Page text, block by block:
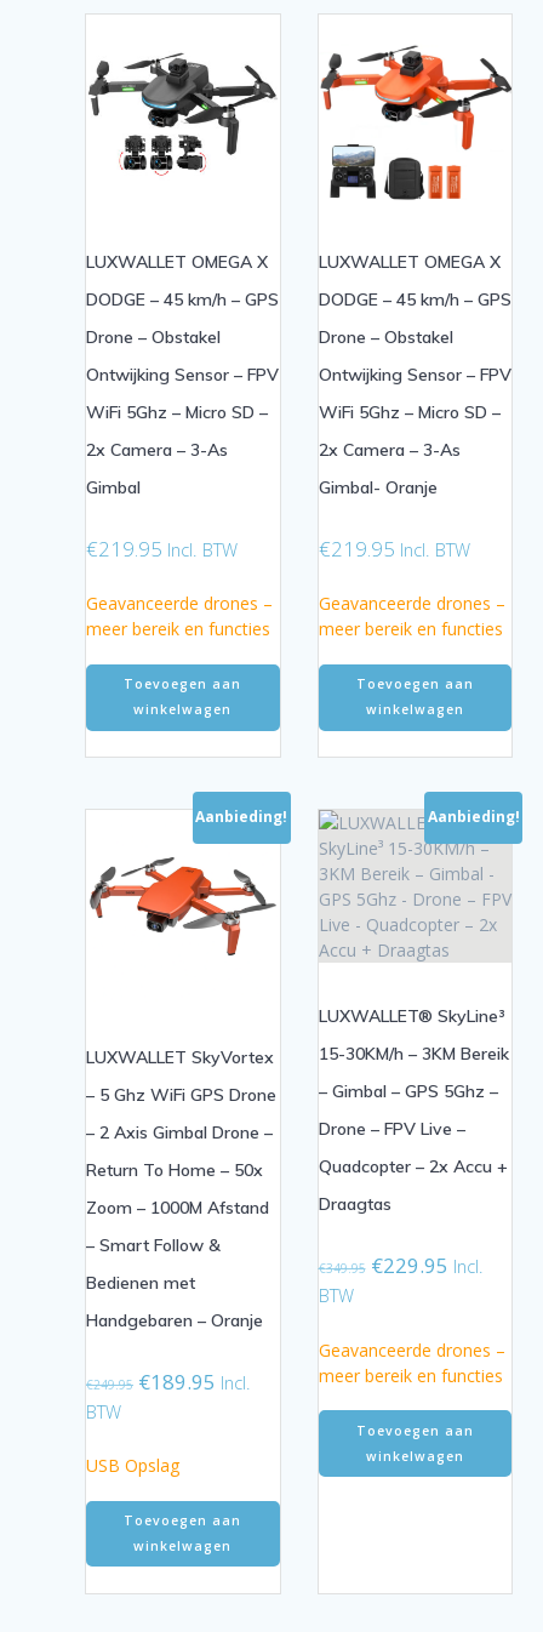
LUXWALLET OMEGA X
DODGE – 45 km/h – GPS
Drone – Obstakel
Ontwijking Sensor – FPV
WiFi 5Ghz – Micro SD –
2x Camera – 3-As
Gimbal
€219.95 Incl. BTW
Geavanceerde drones –
meer bereik en functies
Toevoegen aan
winkelwagen
LUXWALLET OMEGA X
DODGE – 45 km/h – GPS
Drone – Obstakel
Ontwijking Sensor – FPV
WiFi 5Ghz – Micro SD –
2x Camera – 3-As
Gimbal- Oranje
€219.95 Incl. BTW
Geavanceerde drones –
meer bereik en functies
Toevoegen aan
winkelwagen
Aanbieding!
LUXWALLET SkyVortex
– 5 Ghz WiFi GPS Drone
– 2 Axis Gimbal Drone –
Return To Home – 50x
Zoom – 1000M Afstand
– Smart Follow &
Bedienen met
Handgebaren – Oranje
€249.95 Oorspronkelijke
€249.95.
€189.95 Huidige
Incl.
BTW
USB Opslag
Toevoegen aan
winkelwagen
Aanbieding!
LUXWALLET® SkyLine³
15-30KM/h – 3KM Bereik
– Gimbal – GPS 5Ghz –
Drone – FPV Live –
Quadcopter – 2x Accu +
Draagtas
€349.95 Oorspronkelijke
€349.95.
€229.95 Huidige
€229.95.
Incl.
BTW
Geavanceerde drones –
meer bereik en functies
Toevoegen aan
winkelwagen